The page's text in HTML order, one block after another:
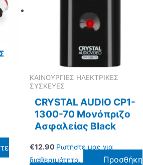
ΚΑΙΝΟΥΡΓΙΕΣ ΗΛΕΚΤΡΙΚΕΣ
ΣΥΣΚΕΥΕΣ
CRYSTAL AUDIO CP1-
1300-70 Μονόπριζο
Ασφαλείας Black
€12.90 Ρωτήστε μας για
διαθεσιμότητα.
Προσθήκη